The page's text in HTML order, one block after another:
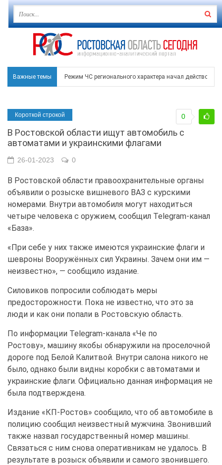
Важные темы Режим ЧС регионального характера начал
В Ростове задержан подозреваемый в ночном
Среди детей, ставших жертвами вражеской атаки в
Около 150 беспилотников прошедшей ночью
Короткой строкой
В Ростовской области ищут автомобиль с
автоматами и украинскими флагами
0
26-01-2023 0
В Ростовской области правоохранительные органы
объявили о розыске вишневого ВАЗ с курскими
номерами. Внутри автомобиля могут находиться
четыре человека с оружием, сообщил Telegram-канал
«База».
«При себе у них также имеются украинские флаги и
шевроны Вооружённых сил Украины. Зачем они им —
неизвестно», — сообщило издание.
Силовиков попросили соблюдать меры
предосторожности. Пока не известно, что это за
люди и как они попали в Ростовскую область.
По информации Telegram-канала «Че по
Ростову», машину якобы обнаружили на проселочной
дороге под Белой Калитвой. Внутри салона никого не
было, однако были видны коробки с автоматами и
украинские флаги. Официально данная информация не
была подтверждена.
Издание «КП-Ростов» сообщило, что об автомобиле в
полицию сообщил неизвестный мужчина. Звонивший
также назвал государственный номер машины.
Связаться с ним снова оперативникам не удалось. В
результате в розыск объявили и самого звонившего.